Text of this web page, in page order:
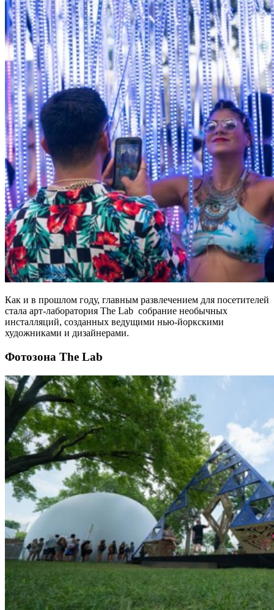
Как и в прошлом году, главным развлечением для посетителей
стала арт-лаборатория The Lab собрание необычных
инсталляций, созданных ведущими нью-йоркскими
художниками и дизайнерами.
Фотозона The Lab